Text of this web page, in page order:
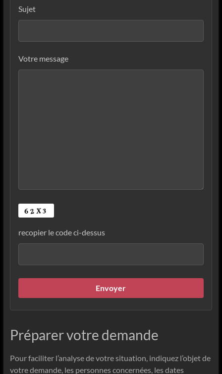
Sujet
Votre message
recopier le code ci-dessus
Préparer votre demande
Pour faciliter l’analyse de votre situation, indiquez l’objet de
votre demande, les personnes concernées, les dates